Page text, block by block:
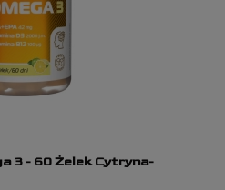
3 - 60 Żelek Cytryna-